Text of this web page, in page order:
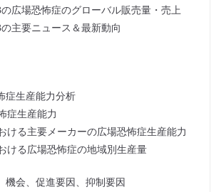
場恐怖症のグローバル販売量・売上
要ニュース＆最新動向
症生産能力分析
症生産能力
ける主要メーカーの広場恐怖症生産能力
ける広場恐怖症の地域別生産量
機会、促進要因、抑制要因